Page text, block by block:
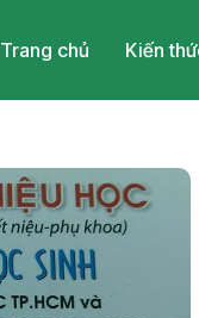
Trang chủ Kiến